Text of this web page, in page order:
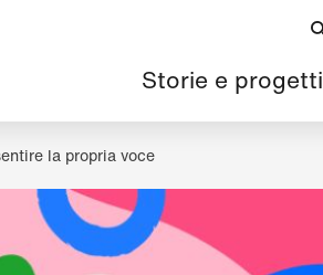
Navigazione
principale
Storie e progetti
la propria voce